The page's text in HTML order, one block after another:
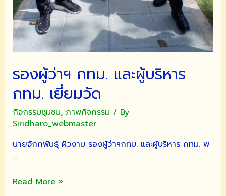
รองผู้ว่าฯ กทม. และผู้บริหาร
กทม. เยี่ยมวัด
กิจกรรมชุมชน, ภาพกิจกรรม / By
Siridharo_webmaster
นายจักกพันธุ์ ผิวงาม รองผู้ว่าฯกทม. และผู้บริหาร กทม. พ
…
รอง
Read More »